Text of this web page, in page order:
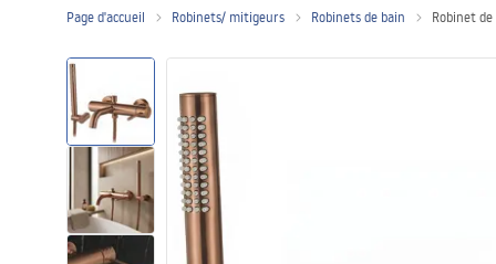
Portes de douche
Receveurs de douche
Caniveaux de douche
Page d'accueil Robinets/ mitigeurs Robinets de bain Robinet